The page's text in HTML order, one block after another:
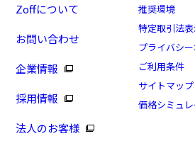
[アウトレット価格]軽くてしなや
商品番号：ZF233007-15F1/フレー
(マット)/単価：￥13,300
Zoffについて
お問い合わせ
企業情報
採用情報
法人のお客様
推奨環境
特定取引法
プライバシ
ご利用条件
サイトマップ
価格シミュ